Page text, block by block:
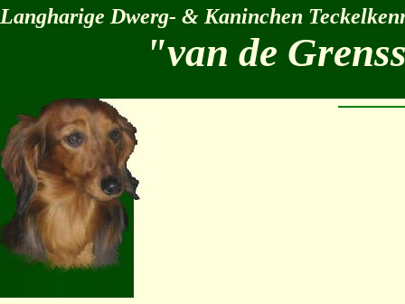
Langharige Dwerg- & Kaninchen
"van de